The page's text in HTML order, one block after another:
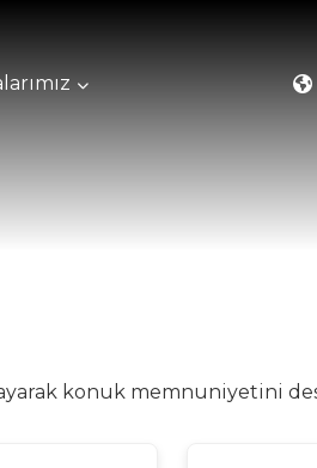
konuk memnuniyetini